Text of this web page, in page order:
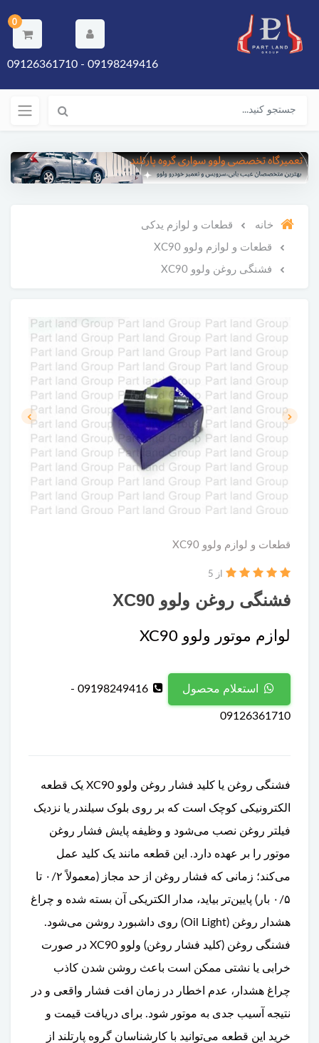
0
09198249416 - 09126361710
خانه قطعات و لوازم یدکی
قطعات و لوازم ولوو XC90
فشنگی روغن ولوو XC90
قطعات و لوازم ولوو XC90
فشنگی روغن ولوو XC90
از 5
لوازم موتور ولوو XC90
استعلام محصول 09198249416 -
09126361710
فشنگی روغن یا کلید فشار روغن ولوو XC90 یک قطعه
الکترونیکی کوچک است که بر روی بلوک سیلندر یا نزدیک
فیلتر روغن نصب می‌شود و وظیفه پایش فشار روغن
موتور را بر عهده دارد. این قطعه مانند یک کلید عمل
می‌کند؛ زمانی که فشار روغن از حد مجاز (معمولاً ۰/۲ تا
۰/۵ بار) پایین‌تر بیاید، مدار الکتریکی آن بسته شده و چراغ
هشدار روغن (Oil Light) روی داشبورد روشن می‌شود.
فشنگی روغن (کلید فشار روغن) ولوو XC90 در صورت
خرابی یا نشتی ممکن است باعث روشن شدن کاذب
چراغ هشدار، عدم اخطار در زمان افت فشار واقعی و در
نتیجه آسیب جدی به موتور شود. برای دریافت قیمت و
خرید این قطعه می‌توانید با کارشناسان گروه پارتلند از